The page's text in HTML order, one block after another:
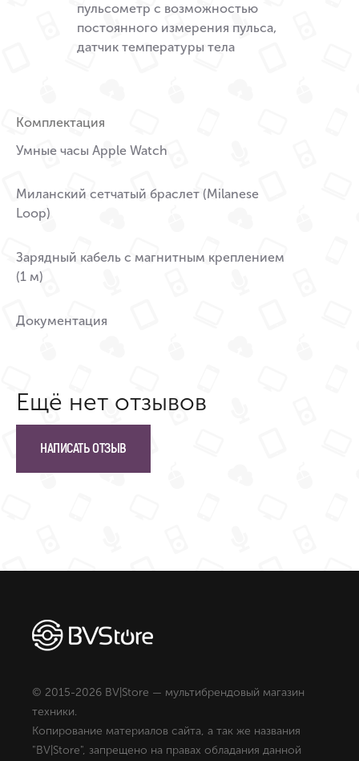
пульсометр с возможностью
постоянного измерения пульса,
датчик температуры тела
Комплектация
Умные часы Apple Watch
Миланский сетчатый браслет (Milanese
Loop)
Зарядный кабель с магнитным креплением
(1 м)
Документация
Ещё нет отзывов
НАПИСАТЬ ОТЗЫВ
© 2015-2026 BV|Store — мультибрендовый магазин
техники.
Копирование материалов сайта, а так же названия
"BV|Store", запрещено на правах обладания данной